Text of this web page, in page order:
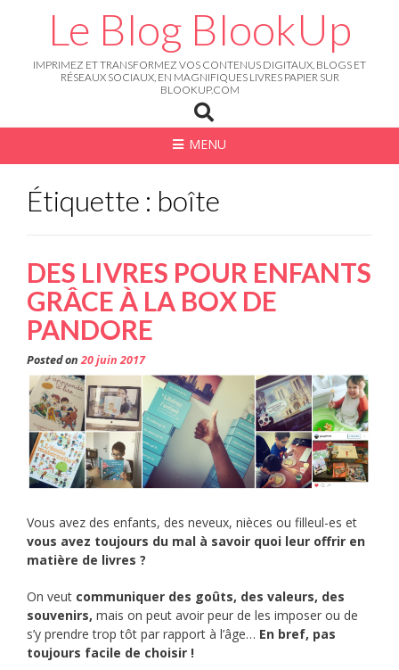
Le Blog BlookUp
IMPRIMEZ ET TRANSFORMEZ VOS CONTENUS DIGITAUX, BLOGS ET
RÉSEAUX SOCIAUX, EN MAGNIFIQUES LIVRES PAPIER SUR
BLOOKUP.COM
MENU
Étiquette : boîte
DES LIVRES POUR ENFANTS
GRÂCE À LA BOX DE
PANDORE
Posted on20 juin 2017
Vous avez des enfants, des neveux, nièces ou filleul-es et
vous avez toujours du mal à savoir quoi leur offrir en
matière de livres ?
On veut communiquer des goûts, des valeurs, des
souvenirs, mais on peut avoir peur de les imposer ou de
s’y prendre trop tôt par rapport à l’âge… En bref, pas
toujours facile de choisir !